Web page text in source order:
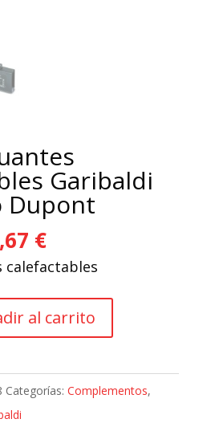
Garibaldi
Dupont
€.
€El
precio
es:
35,67 €.
calefactables
al carrito
Categorías: Complementos,